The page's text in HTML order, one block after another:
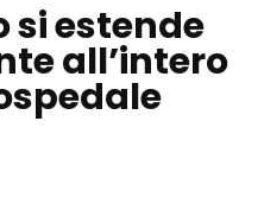
si estende
all’intero